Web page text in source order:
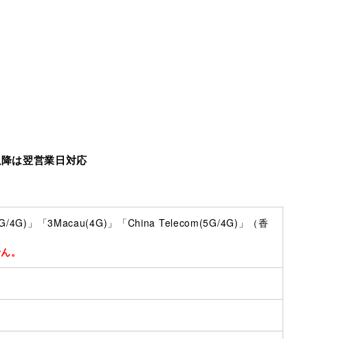
は翌営業日対応
4G)」「3Macau(4G)」「China Telecom(5G/4G)」（香
。